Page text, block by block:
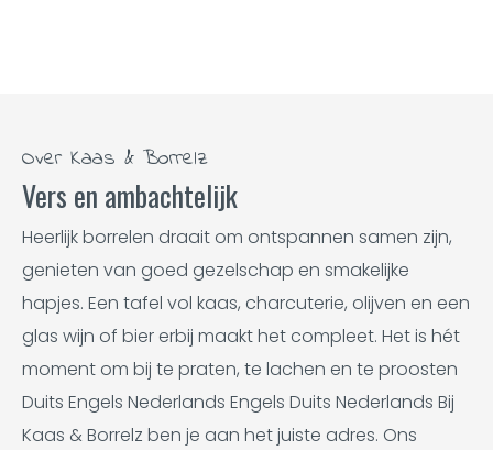
Over Kaas & Borrelz
Vers en ambachtelijk
Heerlijk borrelen draait om ontspannen samen zijn,
genieten van goed gezelschap en smakelijke
hapjes. Een tafel vol kaas, charcuterie, olijven en een
glas wijn of bier erbij maakt het compleet. Het is hét
moment om bij te praten, te lachen en te proosten
Duits Engels Nederlands Engels Duits Nederlands Bij
Kaas & Borrelz ben je aan het juiste adres. Ons